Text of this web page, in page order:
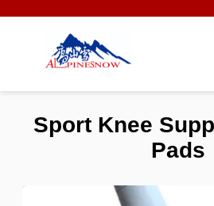
Sport Knee
Pads